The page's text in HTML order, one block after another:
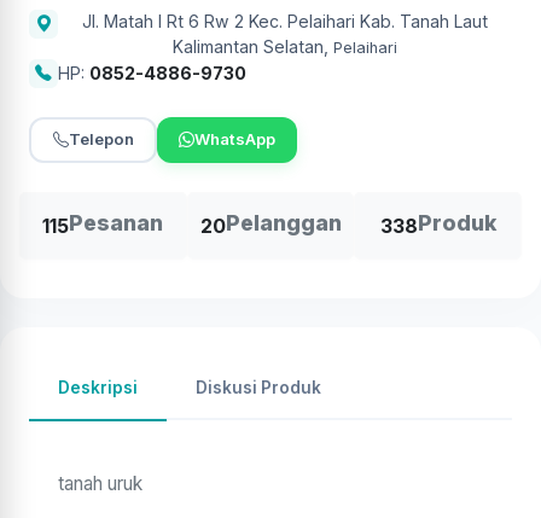
Jl. Matah I Rt 6 Rw 2 Kec. Pelaihari Kab. Tanah Laut
Kalimantan Selatan Pelaihari
HP: 0852-4886-9730
Telepon WhatsApp
115Pesanan 20Pelanggan 338Produk
Deskripsi Diskusi Produk
tanah uruk